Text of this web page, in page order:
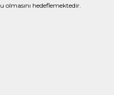
olmasını hedeflemektedir.